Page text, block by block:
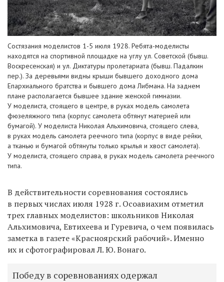
Состязания моделистов 1-5 июля 1928. Ребята-моделисты
находятся на спортивной площадке на углу ул. Советской (бывш.
Воскресенская) и ул. Диктатуры пролетариата (бывш. Падалкин
пер.). За деревьями видны крыши бывшего доходного дома
Епархиального братства и бывшего дома Либмана. На заднем
плане располагается бывшее здание женской гимназии.
У моделиста, стоящего в центре, в руках модель самолета
фюзеляжного типа (корпус самолета обтянут материей или
бумагой). У моделиста Николая Альхимовича, стоящего слева,
в руках модель самолета реечного типа (корпус в виде рейки,
а тканью и бумагой обтянуты только крылья и хвост самолета).
У моделиста, стоящего справа, в руках модель самолета реечного
типа.
В действительности соревнования состоялись
в первых числах июля 1928 г. Осоавиахим отметил
трех главных моделистов: школьников Николая
Альхимовича, Евтихеева и Гуревича, о чем появилась
заметка в газете «Красноярский рабочий». Именно
их и сфотографировал Л. Ю. Вонаго.
Победу в соревнованиях одержал